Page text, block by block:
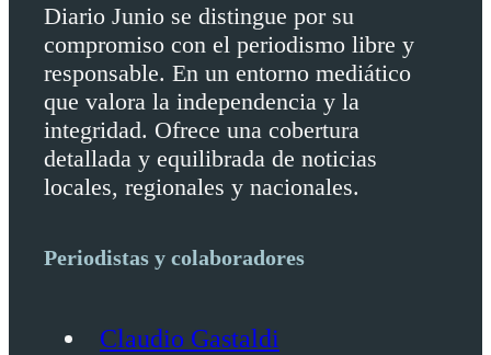
Diario Junio se distingue por su
compromiso con el periodismo libre y
responsable. En un entorno mediático
que valora la independencia y la
integridad. Ofrece una cobertura
detallada y equilibrada de noticias
locales, regionales y nacionales.
Periodistas y colaboradores
Claudio Gastaldi